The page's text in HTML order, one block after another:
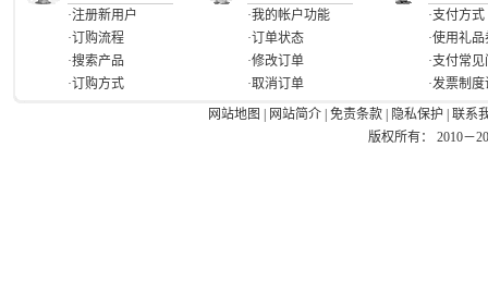
·注册新用户
·订购流程
·搜索产品
·订购方式
·我的帐户功能
·订单状态
·修改订单
·取消订单
·支付方式
·使用礼品
·支付常
·发票制
网站地图
网站简介 免责条款 隐私保护
联系
版权所有： 2010－